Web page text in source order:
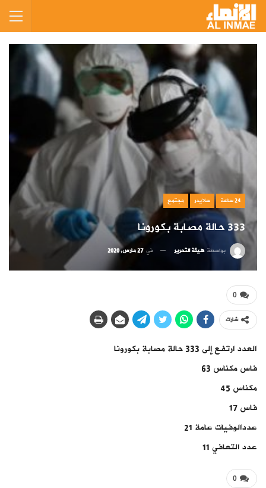
24 ساعة سلايدر مجتمع
333 حالة مصابة بكورونا
بواسطة هيئة التحرير في 27 مارس, 2020
0
شارك
العدد ارتفع إلى 333 حالة مصابة بكورونا
فاس مكناس 63
مكناس 45
فاس 17
عددالوفيات عامة 21
عدد التعافي 11
0